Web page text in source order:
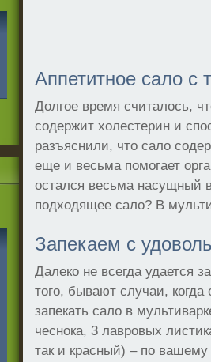
Аппетитное сало с
Долгое время считалось,
содержит холестерин и
разъяснили, что сало
еще и весьма помогает
остался весьма насущный
подходящее сало? В
Запекаем с
Далеко не всегда удается
того, бывают случаи,
запекать сало в
чеснока, 3 лавровых
так и красный) – по